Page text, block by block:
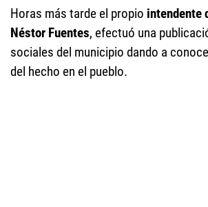
Horas más tarde el propio intendente
Néstor Fuentes, efectuó una
sociales del municipio dando a
del hecho en el pueblo.